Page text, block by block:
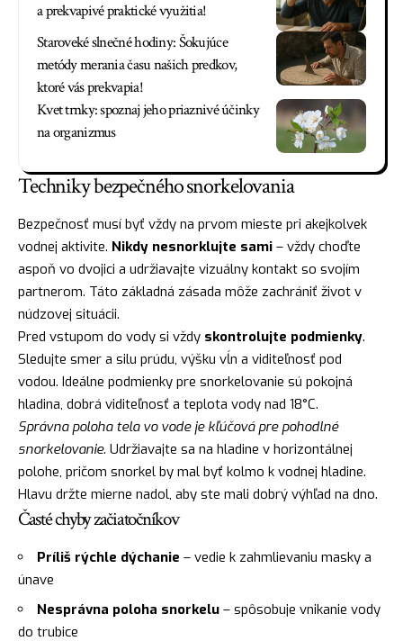
a prekvapivé praktické využitia!
Staroveké slnečné hodiny: Šokujúce
metódy merania času našich predkov,
ktoré vás prekvapia!
Kvet trnky: spoznaj jeho priaznivé účinky
na organizmus
Techniky bezpečného snorkelovania
Bezpečnosť musí byť vždy na prvom mieste pri akejkolvek
vodnej aktivite. Nikdy nesnorklujte sami – vždy choďte
aspoň vo dvojici a udržiavajte vizuálny kontakt so svojím
partnerom. Táto základná zásada môže zachrániť život v
núdzovej situácii.
Pred vstupom do vody si vždy skontrolujte podmienky.
Sledujte smer a silu prúdu, výšku vĺn a viditeľnosť pod
vodou. Ideálne podmienky pre snorkelovanie sú pokojná
hladina, dobrá viditeľnosť a teplota vody nad 18°C.
Správna poloha tela vo vode je kľúčová pre pohodlné
snorkelovanie. Udržiavajte sa na hladine v horizontálnej
polohe, pričom snorkel by mal byť kolmo k vodnej hladine.
Hlavu držte mierne nadol, aby ste mali dobrý výhľad na dno.
Časté chyby začiatočníkov
Príliš rýchle dýchanie – vedie k zahmlievaniu masky a
únave
Nesprávna poloha snorkelu – spôsobuje vnikanie vody
do trubice